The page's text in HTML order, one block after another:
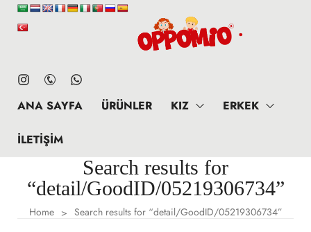
ANA SAYFA ÜRÜNLER KIZ ERKEK
İLETIŞIM
Search results for
“detail/GoodID/05219306734”
Home > Search results for “detail/GoodID/05219306734”